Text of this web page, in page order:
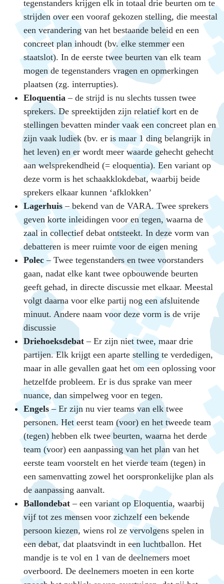
tegenstanders krijgen elk in totaal drie beurten om te
strijden over een vooraf gekozen stelling, die meestal
een verandering van het bestaande beleid en een
concreet plan inhoudt (bv. elke stemmer een
staatslot). In de eerste twee beurten van elk team
mogen de tegenstanders vragen en opmerkingen
plaatsen (zg. interrupties).
Eloquentia – de strijd is nu slechts tussen twee
sprekers. De spreektijden zijn relatief kort en de
stellingen bevatten minder vaak een concreet plan en
zijn vaak ludiek (bv. er is maar 1 ding belangrijk in
het leven) en er wordt meer waarde gehecht gehecht
aan welsprekendheid (= eloquentia). Een variant op
deze vorm is het schaakklokdebat, waarbij beide
sprekers elkaar kunnen ‘afklokken’
Lagerhuis– bekend van de VARA. Twee sprekers
geven korte inleidingen voor en tegen, waarna de
zaal in collectief debat ontsteekt. In deze vorm van
debatteren is meer ruimte voor de eigen mening
Polec – Twee tegenstanders en twee voorstanders
gaan, nadat elke kant twee opbouwende beurten
geeft gehad, in directe discussie met elkaar. Meestal
volgt daarna voor elke partij nog een afsluitende
minuut. Andere naam voor deze vorm is de vrije
discussie
Driehoeksdebat – Er zijn niet twee, maar drie
partijen. Elk krijgt een aparte stelling te verdedigen,
maar in alle gevallen gaat het om een oplossing voor
hetzelfde probleem. Er is dus sprake van meer
nuance, dan simpelweg voor en tegen.
Engels– Er zijn nu vier teams van elk twee
personen. Het eerst team (voor) en het tweede team
(tegen) hebben elk twee beurten, waarna het derde
team (voor) een aanpassing van het plan van het
eerste team voorstelt en het vierde team (tegen) in
een samenvatting zowel het oorspronkelijke plan als
de aanpassing aanvalt.
Ballondebat – een variant op Eloquentia, waarbij
vijf tot zes mensen voor zichzelf een bekende
persoon kiezen, wiens rol ze vervolgens spelen in
een debat, dat plaatsvindt in een luchtballon. Het
mandje is te vol en 1 van de deelnemers moet
overboord. De deelnemers moeten in een korte